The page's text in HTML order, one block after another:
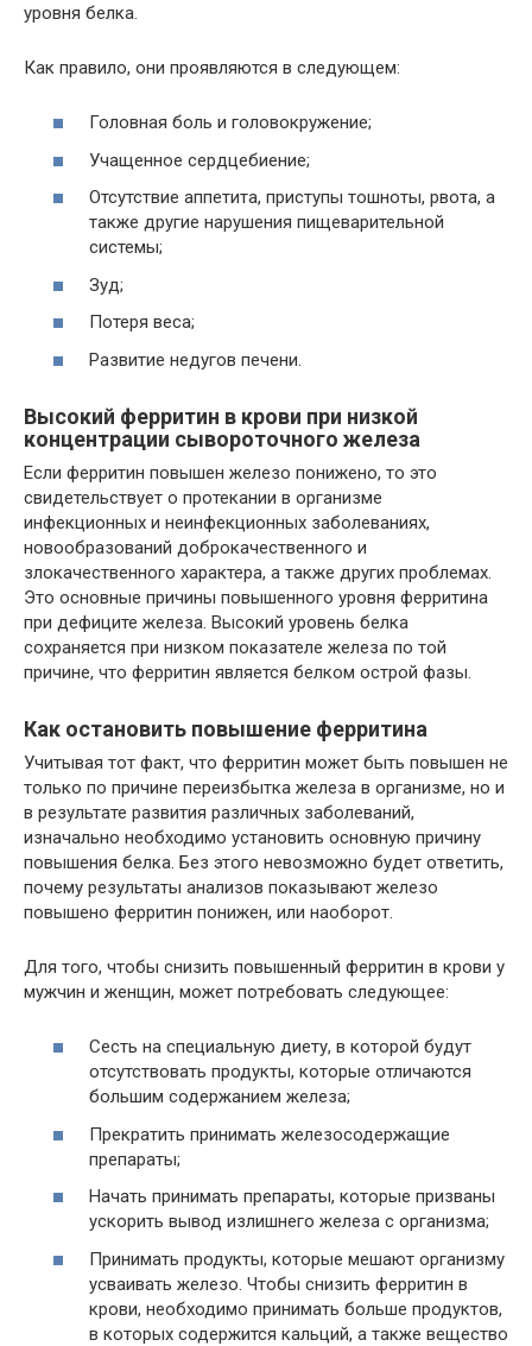
уровня белка.
Как правило, они проявляются в следующем:
Головная боль и головокружение;
Учащенное сердцебиение;
Отсутствие аппетита, приступы тошноты, рвота, а
также другие нарушения пищеварительной
системы;
Зуд;
Потеря веса;
Развитие недугов печени.
Высокий ферритин в крови при низкой
концентрации сывороточного железа
Если ферритин повышен железо понижено, то это
свидетельствует о протекании в организме
инфекционных и неинфекционных заболеваниях,
новообразований доброкачественного и
злокачественного характера, а также других проблемах.
Это основные причины повышенного уровня ферритина
при дефиците железа. Высокий уровень белка
сохраняется при низком показателе железа по той
причине, что ферритин является белком острой фазы.
Как остановить повышение ферритина
Учитывая тот факт, что ферритин может быть повышен не
только по причине переизбытка железа в организме, но и
в результате развития различных заболеваний,
изначально необходимо установить основную причину
повышения белка. Без этого невозможно будет ответить,
почему результаты анализов показывают железо
повышено ферритин понижен, или наоборот.
Для того, чтобы снизить повышенный ферритин в крови у
мужчин и женщин, может потребовать следующее:
Сесть на специальную диету, в которой будут
отсутствовать продукты, которые отличаются
большим содержанием железа;
Прекратить принимать железосодержащие
препараты;
Начать принимать препараты, которые призваны
ускорить вывод излишнего железа с организма;
Принимать продукты, которые мешают организму
усваивать железо. Чтобы снизить ферритин в
крови, необходимо принимать больше продуктов,
в которых содержится кальций, а также вещество